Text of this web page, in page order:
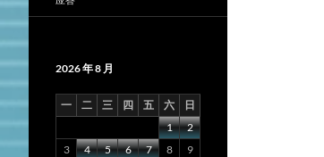
2026 年 8 月
一 二 三 四 五 六
日
1
2
3
4 5 6 7 8
9